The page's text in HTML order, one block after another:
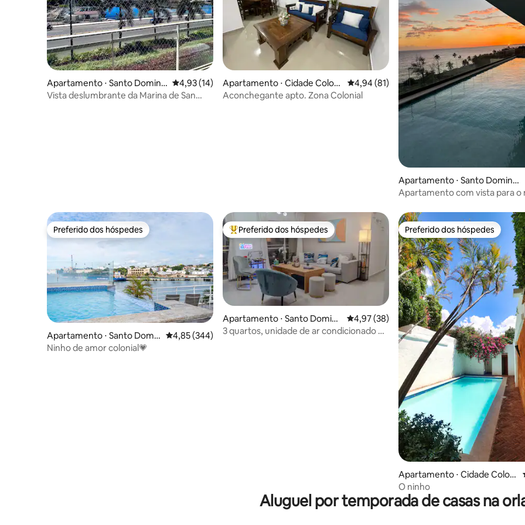
Apartamento ⋅ Santo Doming
o Este
4,93 de uma avaliação média de 5, 14 avaliações
4,93 (14)
Vista deslumbrante da Marina de San
Apartamento ⋅ Cidade Coloni
al
4,94 de uma avaliação média de 5, 81
4,94 (81)
Aconchegante apto. Zona Colonial
Apartamento ⋅ Santo Doming
o Este
Apartamento com vista para o
Preferido dos hóspedes
Preferido dos hóspedes
Apartamento ⋅ Santo Domin
go Este
4,85 de uma avaliação média de 5, 344 avaliações
4,85 (344)
Ninho de amor colonial💗
Entre os melhores preferidos dos hóspedes
Preferido dos hóspedes
Apartamento ⋅ Santo Doming
o Este
4,97 de uma avaliação média de 5, 38
4,97 (38)
3 quartos, unidade de ar condicionado na
Preferido dos hóspedes
Preferido dos hóspedes
Apartamento ⋅ Cidade Coloni
al
O ninho
Aluguel por temporada de casas na